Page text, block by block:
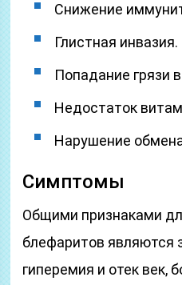
Снижение
Глистная инвазия.
Попадание грязи в
Недостаток
Нарушение
Симптомы
Общими признаками
блефаритов являются
гиперемия и отек век,